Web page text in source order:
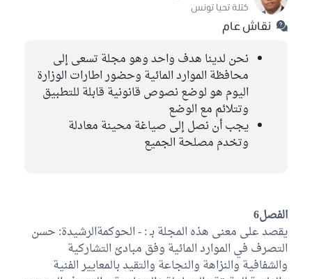
كتلة تحيا تونس
نقاش عام
نحن لدينا هدف واحد وهو مجلة تسعى إلى
محافظة الموارد المائية وحضور اطارات الوزارة
اليوم هو لوضع نصوص قانونية قابلة للتطبيق
وتتلائم مع الوضع
يجب أن نصل إلى صياغة محينة معادلة
وتخدم مصلحة الجميع
الفصل6
يقصد على معنى هذه المجلة بـ : - الحوكمةالرشيدة: حسن
التصرف في الموارد المائية وفق مبادئ التشاركية
والشفافية والنزاهة والنجاعة والتقيد بالمعايير الفنية